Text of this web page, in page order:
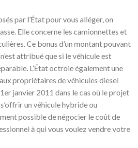
par l’État pour vous alléger, on
Elle concerne les camionnettes et
Ce bonus d’un montant pouvant
attribué que si le véhicule est
L’État octroie également une
propriétaires de véhicules diesel
janvier 2011 dans le cas où le projet
un véhicule hybride ou
possible de négocier le coût de
à qui vous voulez vendre votre